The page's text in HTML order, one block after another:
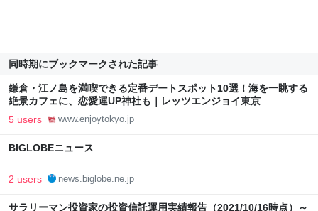
同時期にブックマークされた記事
鎌倉・江ノ島を満喫できる定番デートスポット10選！海を一眺する
絶景カフェに、恋愛運UP神社も｜レッツエンジョイ東京
5 users www.enjoytokyo.jp
BIGLOBEニュース
2 users news.biglobe.ne.jp
サラリーマン投資家の投資信託運用実績報告（2021/10/16時点）～